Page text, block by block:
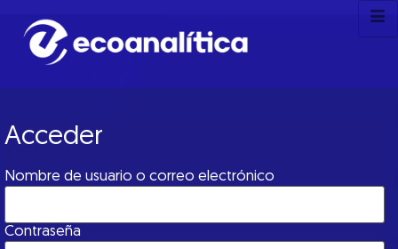
Acceder
Nombre de usuario o correo electrónico
Contraseña